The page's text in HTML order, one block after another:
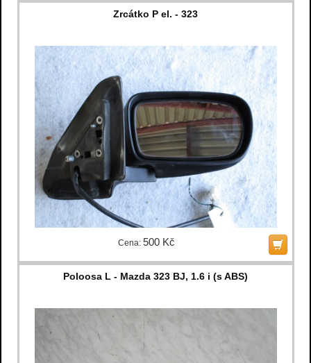
Zrcátko P el. - 323
Cena: 500 Kč
Poloosa L - Mazda 323 BJ, 1.6 i (s ABS)